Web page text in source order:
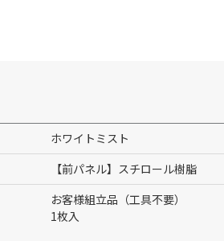
ホワイトミスト
【前パネル】スチロール樹脂
お客様組立品（工具不要）
1枚入